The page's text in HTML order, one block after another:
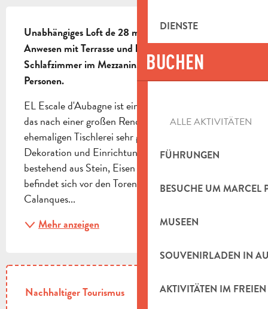
DIENSTE
BUCHEN
ALLE AKTIVITÄTEN
FÜHRUNGEN
BESUCHE UM MARCEL
MUSEEN
SOUVENIRLADEN IN
AKTIVITÄTEN IM FREIEN
Unabhängiges Loft de 28 m² Industrietyp in
Anwesen mit Terrasse und kostenlosem Parkplatz. 1
Schlafzimmer im Mezzanin. Kapazität für 2
Personen.
EL Escale d'Aubagne ist ein **Kleines Loft** (28 m²),
das nach einer großen Renovierung einer
ehemaligen Tischlerei sehr gut ausgestattet ist.
Dekoration und Einrichtung im "Industrial Design",
bestehend aus Stein, Eisen und Holz. Das Loft
befindet sich vor den Toren des Nationalparks
Calanques...
Mehr anzeigen
Nachhaltiger Tourismus